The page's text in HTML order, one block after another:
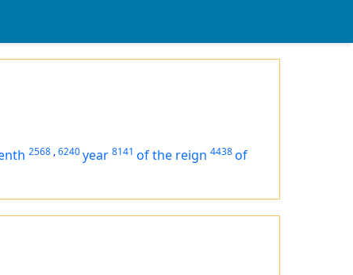
2568 ,6240year 8141 of the reign 4438of